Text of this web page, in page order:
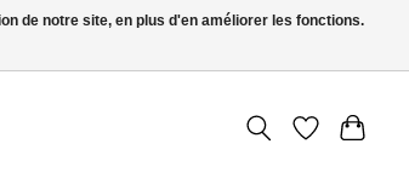
de notre site, en plus d'en améliorer les fonctions.